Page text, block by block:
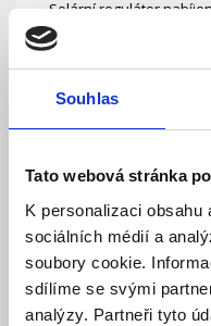
Souhlas
Tato webová stránka
K personalizaci
sociálních médií a
soubory cookie.
sdílíme se svými
analýzy. Partneři tyto
Solární regulátor
rozpoznávání 12/24 V
uživatelského
toku energie ze
do baterií a spotřebiče.
automaticky. Disponuje
Vlastnosti produktu:
- Automatická
definovaného
- Vysoce účinné sériové